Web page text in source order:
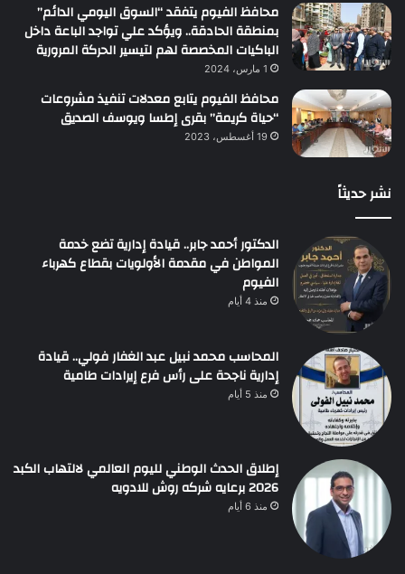
محافظ الفيوم يتفقد “السوق اليومي الدائم”
بمنطقة الحادقة.. ويؤكد علي تواجد الباعة داخل
الباكيات المخصصة لهم لتيسير الحركة المرورية
1 مارس، 2024
محافظ الفيوم يتابع معدلات تنفيذ مشروعات
“حياة كريمة” بقرى إطسا ويوسف الصديق
19 أغسطس، 2023
نشر حديثاً
الدكتور أحمد جابر.. قيادة إدارية تضع خدمة
المواطن في مقدمة الأولويات بقطاع كهرباء
الفيوم
منذ 4 أيام
المحاسب محمد نبيل عبد الغفار فولي.. قيادة
إدارية ناجحة على رأس فرع إيرادات طامية
منذ 5 أيام
إطلاق الحدث الوطني لليوم العالمي لالتهاب الكبد
2026 برعايه شركه روش للادويه
منذ 6 أيام